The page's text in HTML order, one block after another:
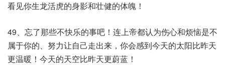
看见你生龙活虎的身影和壮健的体魄！
49、忘了那些不快乐的事吧！连上帝都认为伤心和烦恼是不
属于你的、努力让自己走出来，你会感到今天的太阳比昨天
更温暖！今天的天空比昨天更蔚蓝！